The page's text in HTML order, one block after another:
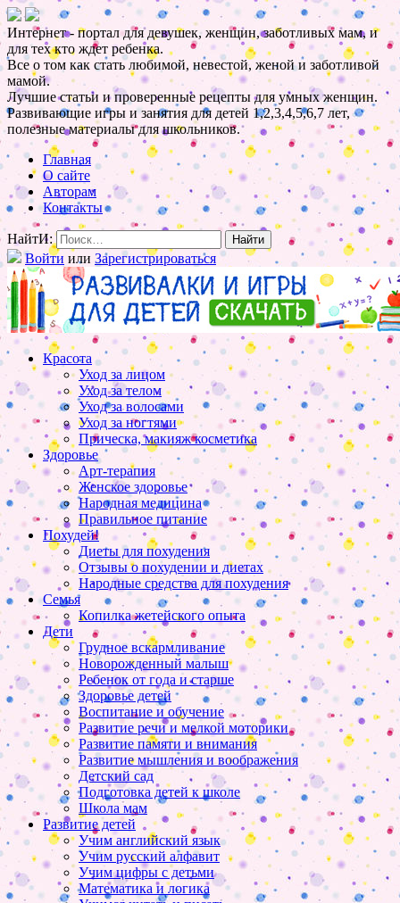
Интернет - портал для девушек, женщин, заботливых мам, и
для тех кто ждет ребенка.
Все о том как стать любимой, невестой, женой и заботливой
мамой.
Лучшие статьи и проверенные рецепты для умных женщин.
Развивающие игры и занятия для детей 1,2,3,4,5,6,7 лет,
полезные материалы для школьников.
Главная
О сайте
Авторам
Контакты
НайтИ:
Войти или Зарегистрироваться
Красота
Уход за лицом
Уход за телом
Уход за волосами
Уход за ногтями
Прическа, макияж косметика
Здоровье
Арт-терапия
Женское здоровье
Народная медицина
Правильное питание
Похудей!
Диеты для похудения
Отзывы о похудении и диетах
Народные средства для похудения
Семья
Копилка жетейского опыта
Дети
Грудное вскармливание
Новорожденный малыш
Ребенок от года и старше
Здоровье детей
Воспитание и обучение
Развитие речи и мелкой моторики
Развитие памяти и внимания
Развитие мышления и воображения
Детский сад
Подготовка детей к школе
Школа мам
Развитие детей
Учим английский язык
Учим русский алфавит
Учим цифры с детьми
Математика и логика